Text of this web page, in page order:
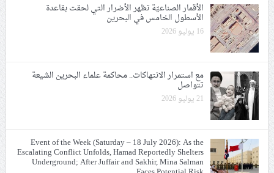
الأقمار الصناعيّة تظهر الأضرار التي لحقت بقاعدة
الأسطول الخامس في البحرين
16 يوليو 2026
مع استمرار الانتهاكات.. محاكمة علماء البحرين الشيعة
تتواصل
21 يوليو 2026
Event of the Week (Saturday – 18 July 2026): As the
Escalating Conflict Unfolds, Hamad Reportedly Shelters
Underground; After Juffair and Sakhir, Mina Salman